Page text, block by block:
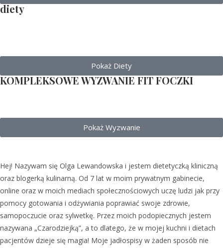
Hej! Nazywam się Olga Lewandowska i jestem dietetyczką kliniczną
oraz blogerką kulinarną. Od 7 lat w moim prywatnym gabinecie,
online oraz w moich mediach społecznościowych uczę ludzi jak przy
pomocy gotowania i odżywiania poprawiać swoje zdrowie,
samopoczucie oraz sylwetkę. Przez moich podopiecznych jestem
nazywana „Czarodziejką”, a to dlatego, że w mojej kuchni i dietach
pacjentów dzieje się magia! Moje jadłospisy w żaden sposób nie
diety
Pokaż Diety
KOMPLEKSOWE WYZWANIE FIT FOCZKI
Pokaż Wyzwanie